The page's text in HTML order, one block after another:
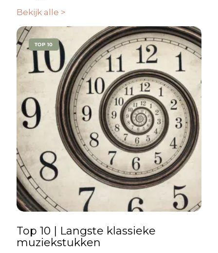
Bekijk alle >
TOP 10
Top 10 | Langste klassieke
muziekstukken